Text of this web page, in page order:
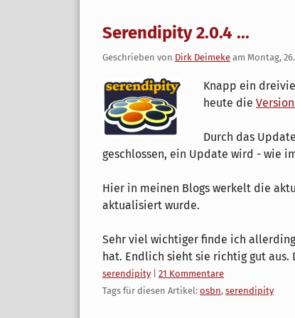
Serendipity 2.0.4 ...
Geschrieben von Dirk Deimeke am Montag,
Knapp ein
heute die
Durch das
geschlossen, ein Update wird - wie
Hier in meinen Blogs werkelt die
aktualisiert wurde.
Sehr viel wichtiger finde ich
hat. Endlich sieht sie richtig gut aus.
Kategorien:
serendipity| 21 Kommentare
Tags für diesen Artikel: osbn, serendipity